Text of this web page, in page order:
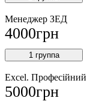
Менеджер ЗEД
4000грн
1 группа
Excel. Професійний
5000грн